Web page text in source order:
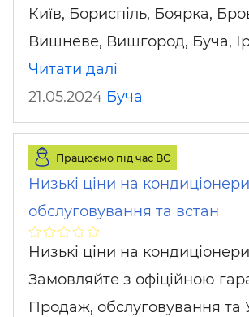
Київ, Бориспіль, Боярка,
Вишневе, Вишгород, Буча,
Читати далі
21.05.2024 Буча
Працюємо під час ВС
Низькі ціни на
обслуговування та встан
Низькі ціни на
Замовляйте з офіційною
Продаж, обслуговування та